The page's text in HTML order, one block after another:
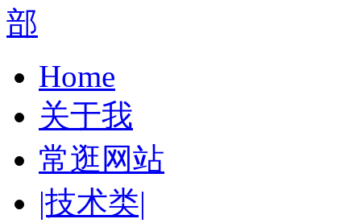
Home
关于我
常逛网站
|技术类|